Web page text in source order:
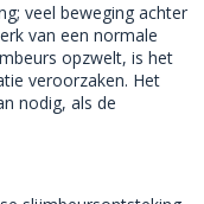
veel beweging achter
van een normale
opzwelt, is het
veroorzaken. Het
nodig, als de